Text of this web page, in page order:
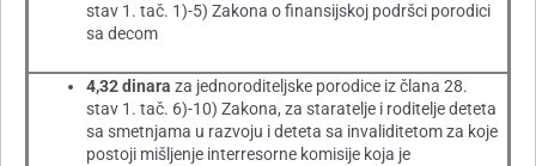
stav 1. tač. 1)-5) Zakona o finansijskoj podršci porodici
sa decom
4,32 dinara za jednoroditeljske porodice iz člana 28.
stav 1. tač. 6)-10) Zakona, za staratelje i roditelje deteta
sa smetnjama u razvoju i deteta sa invaliditetom za koje
postoji mišljenje interresorne komisije koja je